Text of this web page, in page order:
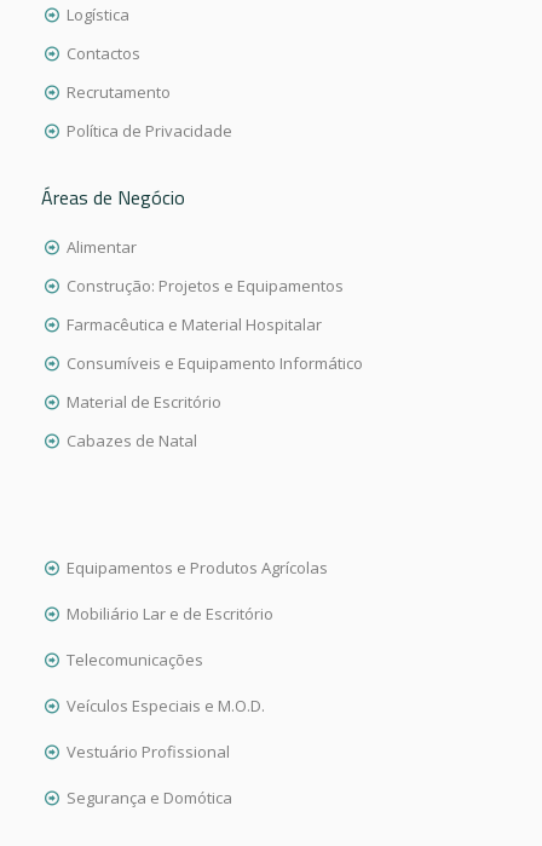
Logística
Contactos
Recrutamento
Política de Privacidade
Áreas de Negócio
Alimentar
Construção: Projetos e Equipamentos
Farmacêutica e Material Hospitalar
Consumíveis e Equipamento Informático
Material de Escritório
Cabazes de Natal
Equipamentos e Produtos Agrícolas
Mobiliário Lar e de Escritório
Telecomunicações
Veículos Especiais e M.O.D.
Vestuário Profissional
Segurança e Domótica